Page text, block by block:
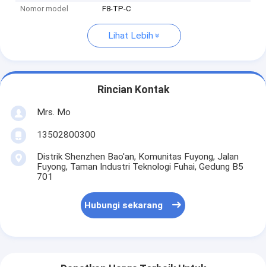
Nomor model F8-TP-C
Lihat Lebih
Rincian Kontak
Mrs. Mo
13502800300
Distrik Shenzhen Bao'an, Komunitas Fuyong, Jalan
Fuyong, Taman Industri Teknologi Fuhai, Gedung B5
701
Hubungi sekarang